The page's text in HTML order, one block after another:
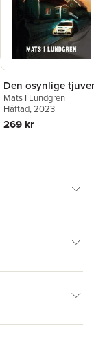
Den osynlige
Mats I Lundgren
Häftad, 2023
269 kr